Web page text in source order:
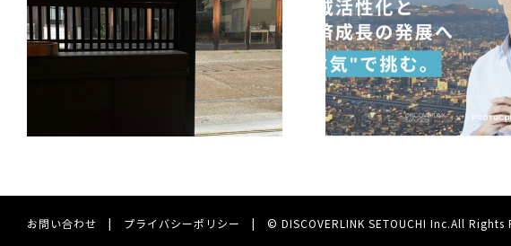
ディスカバーリンクせとうちと
PROTOCOLが共同事業を開始。 地域
活性化と経済成長の発展へ”本気”で
挑む。
JAL、広島空港、デ
せとうちは新たな取
ンジします ～「JAL
備後デニムグッズを
ペーン」を
お問い合わせ | プライバシーポリシー | © DISCOVERLINK SETOUCHI Inc.All Rights